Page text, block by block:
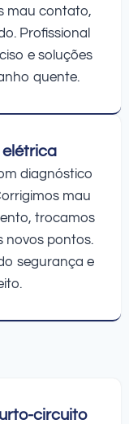
mau contato,
Profissional
e soluções
quente.
diagnóstico
mau
trocamos
novos pontos.
segurança e
circuito